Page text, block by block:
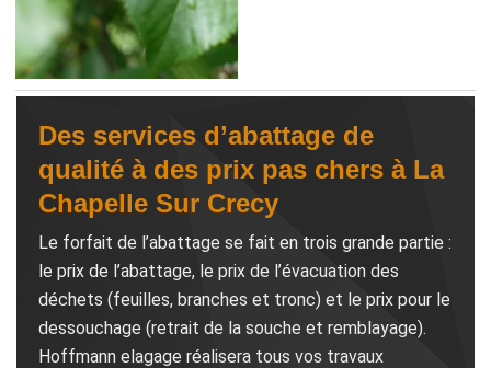
Des services d’abattage de
qualité à des prix pas chers à La
Chapelle Sur Crecy
Le forfait de l’abattage se fait en trois grande partie :
le prix de l’abattage, le prix de l’évacuation des
déchets (feuilles, branches et tronc) et le prix pour le
dessouchage (retrait de la souche et remblayage).
Hoffmann elagage réalisera tous vos travaux